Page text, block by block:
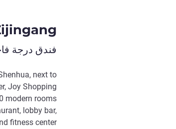
فندق درجة
next to
Joy Shopping
modern rooms
lobby bar,
fitness center